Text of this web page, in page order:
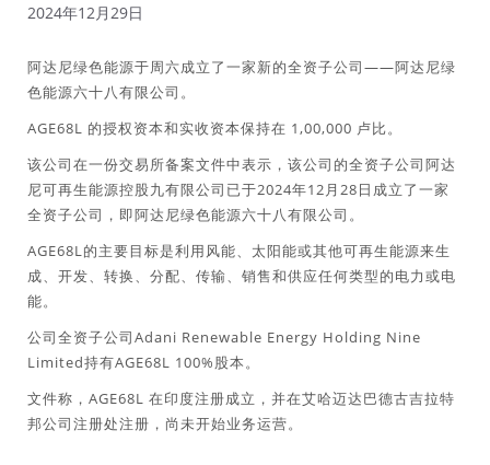
2024年12月29日
阿达尼绿色能源于周六成立了一家新的全资子公司——阿达尼绿
色能源六十八有限公司。
AGE68L 的授权资本和实收资本保持在 1,00,000 卢比。
该公司在一份交易所备案文件中表示，该公司的全资子公司阿达
尼可再生能源控股九有限公司已于2024年12月28日成立了一家
全资子公司，即阿达尼绿色能源六十八有限公司。
AGE68L的主要目标是利用风能、太阳能或其他可再生能源来生
成、开发、转换、分配、传输、销售和供应任何类型的电力或电
能。
公司全资子公司Adani Renewable Energy Holding Nine
Limited持有AGE68L 100%股本。
文件称，AGE68L 在印度注册成立，并在艾哈迈达巴德古吉拉特
邦公司注册处注册，尚未开始业务运营。